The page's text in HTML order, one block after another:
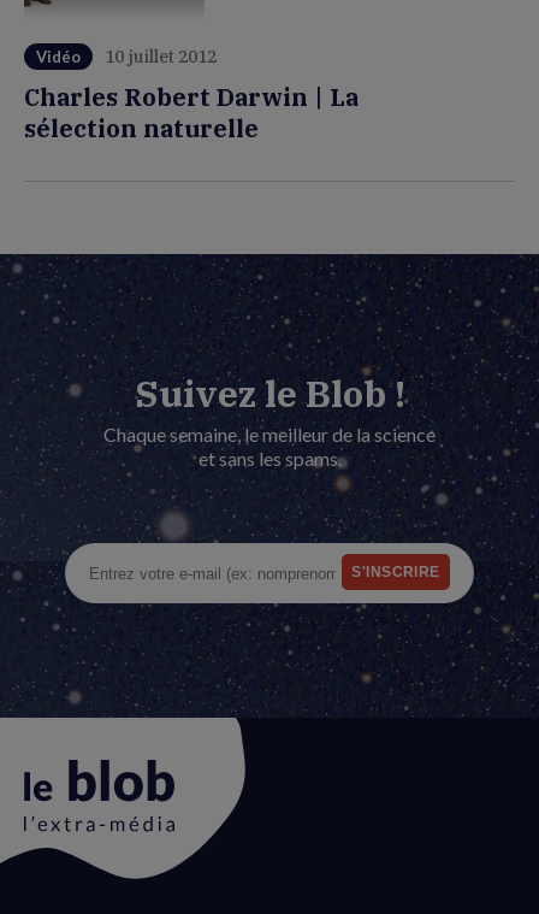
Vidéo 10 juillet 2012
Charles Robert Darwin | La
sélection naturelle
Suivez le Blob !
Chaque semaine, le meilleur de la science
et sans les spams.